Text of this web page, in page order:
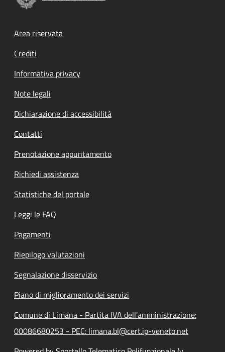
Footer menu
Area riservata
Crediti
Informativa privacy
Note legali
Dichiarazione di accessibilità
Contatti
Prenotazione appuntamento
Richiedi assistenza
Statistiche del portale
Leggi le FAQ
Pagamenti
Riepilogo valutazioni
Segnalazione disservizio
Piano di miglioramento dei servizi
Comune di Limana - Partita IVA dell'amministrazione:
00086680253 - PEC: limana.bl@cert.ip-veneto.net